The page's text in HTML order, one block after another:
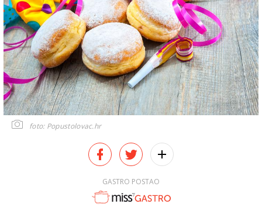
foto: Popustolovac.hr
GASTRO POSTAO